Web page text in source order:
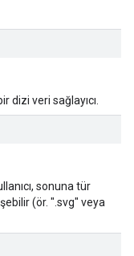
dizi veri sağlayıcı.
sonuna tür
(ör. ".svg" veya